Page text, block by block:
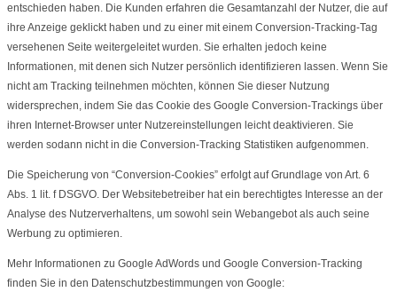
entschieden haben. Die Kunden erfahren die Gesamtanzahl der Nutzer, die auf
ihre Anzeige geklickt haben und zu einer mit einem Conversion-Tracking-Tag
versehenen Seite weitergeleitet wurden. Sie erhalten jedoch keine
Informationen, mit denen sich Nutzer persönlich identifizieren lassen. Wenn Sie
nicht am Tracking teilnehmen möchten, können Sie dieser Nutzung
widersprechen, indem Sie das Cookie des Google Conversion-Trackings über
ihren Internet-Browser unter Nutzereinstellungen leicht deaktivieren. Sie
werden sodann nicht in die Conversion-Tracking Statistiken aufgenommen.
Die Speicherung von “Conversion-Cookies” erfolgt auf Grundlage von Art. 6
Abs. 1 lit. f DSGVO. Der Websitebetreiber hat ein berechtigtes Interesse an der
Analyse des Nutzerverhaltens, um sowohl sein Webangebot als auch seine
Werbung zu optimieren.
Mehr Informationen zu Google AdWords und Google Conversion-Tracking
finden Sie in den Datenschutzbestimmungen von Google: